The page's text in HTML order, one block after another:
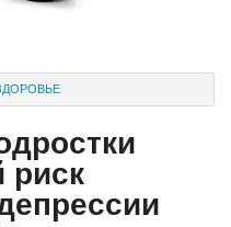
риск